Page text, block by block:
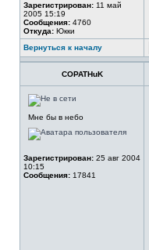
Зарегистрирован: 11 май
2005 15:19
Сообщения: 4760
Откуда: Юкки
Вернуться к началу
COPATHuK
Мне бы в небо
Зарегистрирован: 25 авг 2004
10:15
Сообщения: 17841